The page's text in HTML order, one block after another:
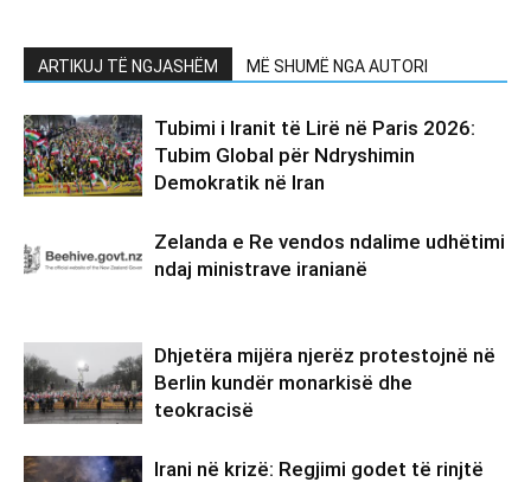
ARTIKUJ TË NGJASHËM MË SHUMË NGA AUTORI
Tubimi i Iranit të Lirë në Paris 2026:
Tubim Global për Ndryshimin
Demokratik në Iran
Zelanda e Re vendos ndalime udhëtimi
ndaj ministrave iranianë
Dhjetëra mijëra njerëz protestojnë në
Berlin kundër monarkisë dhe
teokracisë
Irani në krizë: Regjimi godet të rinjtë